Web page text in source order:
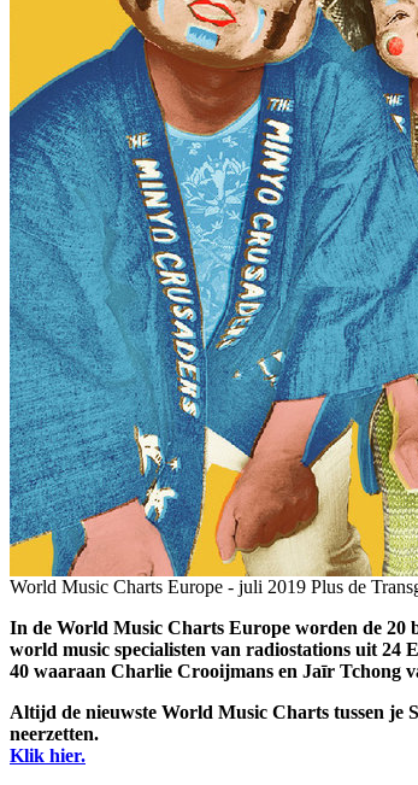
World Music Charts Europe - juli 2019 Plus de
In de World Music Charts Europe worden de 20
world music specialisten van radiostations uit
40 waaraan Charlie Crooijmans en Jaīr Tchong
Altijd de nieuwste World Music Charts tussen je
neerzetten.
Klik hier.